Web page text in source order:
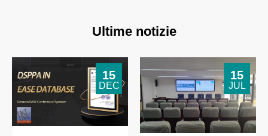
Ultime notizie
15
DEC
15
JUL